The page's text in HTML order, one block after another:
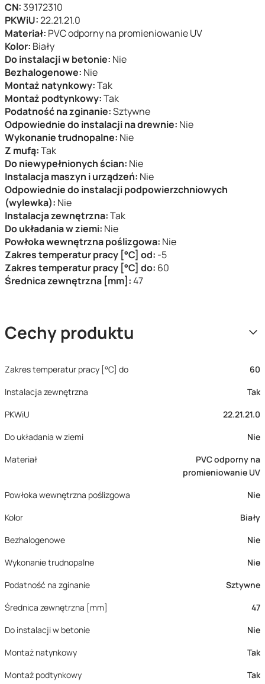
CN: 39172310
PKWiU:22.21.21.0
Materiał: PVC odporny na promieniowanie UV
Kolor: Biały
Do instalacji w betonie: Nie
Bezhalogenowe: Nie
Montaż natynkowy:Tak
Montaż podtynkowy:Tak
Podatność na zginanie:Sztywne
Odpowiednie do instalacji na drewnie: Nie
Wykonanie trudnopalne: Nie
Z mufą:Tak
Do niewypełnionych ścian: Nie
Instalacja maszyn i urządzeń: Nie
Odpowiednie do instalacji podpowierzchniowych
(wylewka): Nie
Instalacja zewnętrzna:Tak
Do układania w ziemi: Nie
Powłoka wewnętrzna poślizgowa: Nie
Zakres temperatur pracy [°C] od: -5
Zakres temperatur pracy [°C] do: 60
Średnica zewnętrzna [mm]:47
Cechy produktu
Zakres temperatur pracy [°C] do
60
Instalacja zewnętrzna
Tak
PKWiU
22.21.21.0
Do układania w ziemi
Nie
Materiał
PVC odporny na
promieniowanie UV
Powłoka wewnętrzna poślizgowa
Nie
Kolor
Biały
Bezhalogenowe
Nie
Wykonanie trudnopalne
Nie
Podatność na zginanie
Sztywne
Średnica zewnętrzna [mm]
47
Do instalacji w betonie
Nie
Montaż natynkowy
Tak
Montaż podtynkowy
Tak